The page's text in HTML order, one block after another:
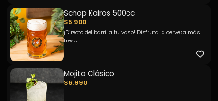
Schop Kairos 500cc
$5.900
¡Directo del barril a tu vaso! Disfruta la cerveza más
fresc...
Mojito Clásico
$6.990